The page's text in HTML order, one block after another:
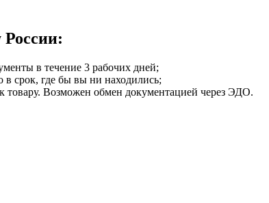
в течение 3 рабочих дней;
в срок, где бы вы ни находились;
товару. Возможен обмен документацией через ЭДО.